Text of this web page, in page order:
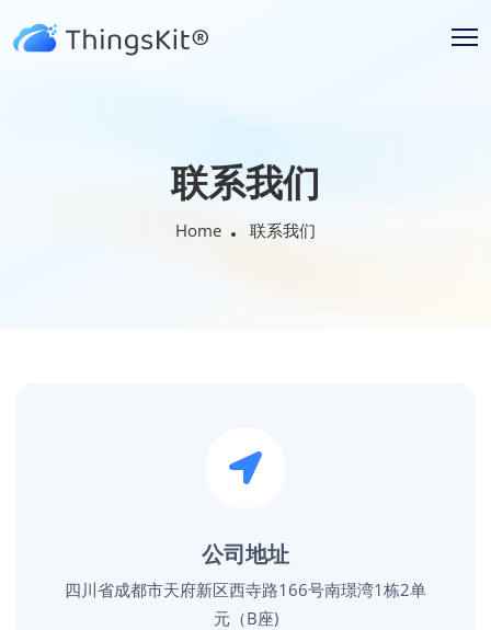
联系我们
Home 联系我们
公司地址
四川省成都市天府新区西寺路166号南璟湾1栋2单
元（B座)